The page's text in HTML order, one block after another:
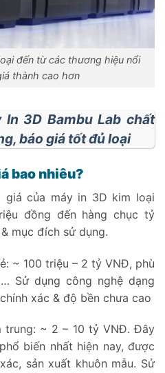
đến từ các thương hiệu nổi
thành cao hơn
In 3D Bambu Lab chất
báo giá tốt đủ loại
bao nhiêu?
giá của máy in 3D kim loại
đồng đến hàng chục tỷ
mục đích sử dụng.
~ 100 triệu – 2 tỷ VNĐ, phù
Sử dụng công nghệ dạng
xác & độ bền chưa cao
trung: ~ 2 – 10 tỷ VNĐ. Đây
biến nhất hiện nay, được
sản xuất khuôn mẫu. Sử